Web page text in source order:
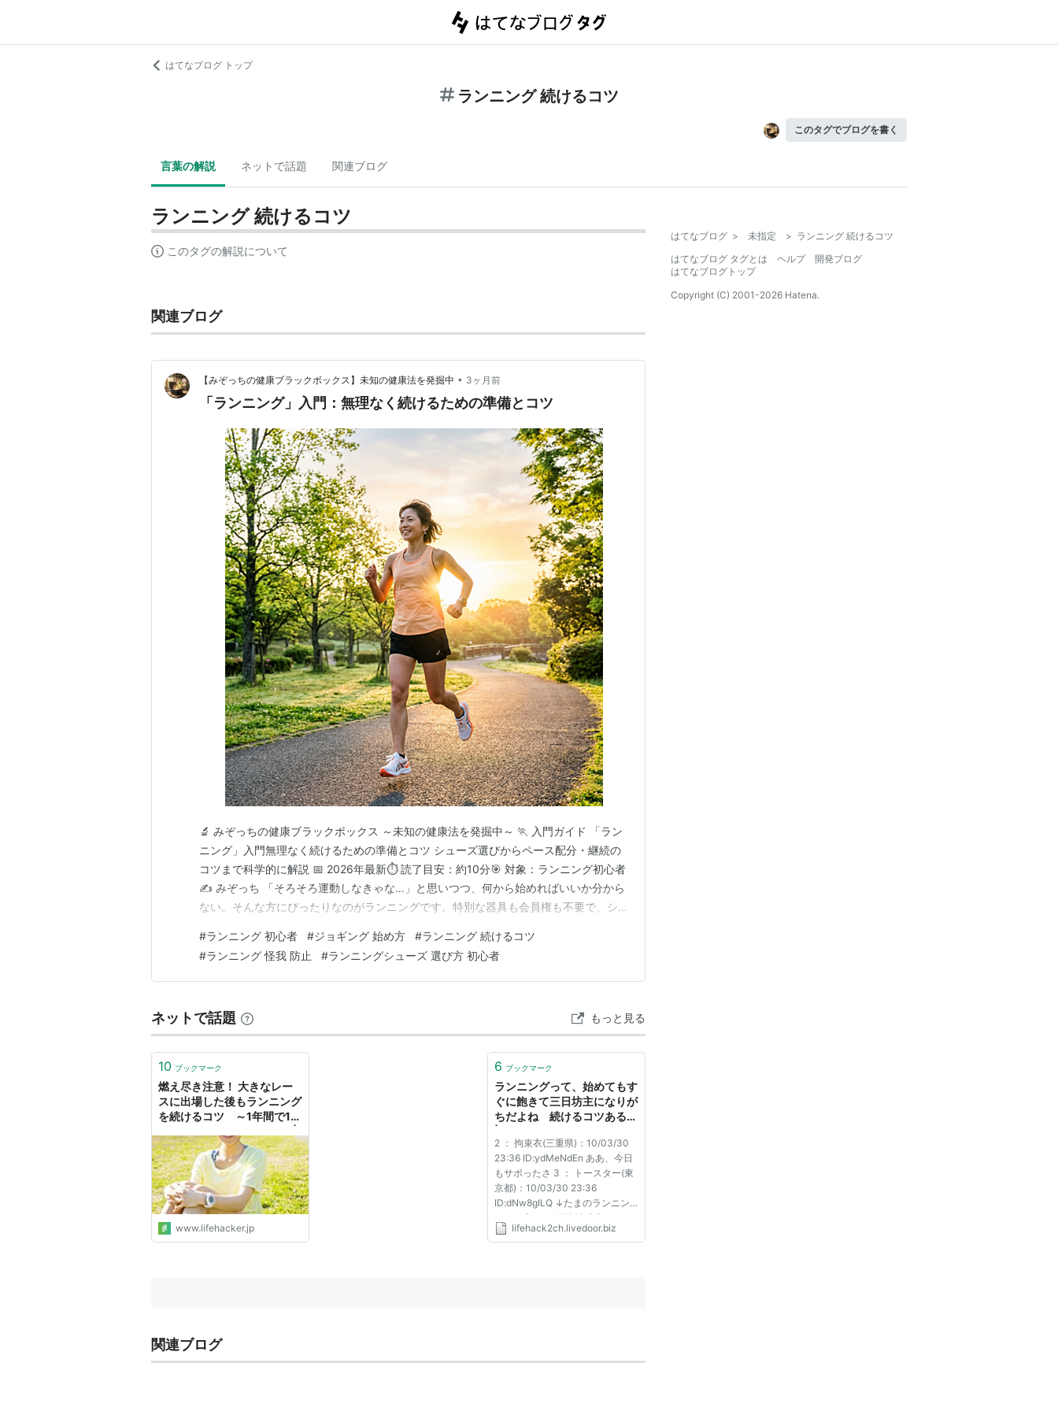
はてなブログ トップ
ランニング 続けるコツ
このタグでブログを書く
言葉の解説 ネットで話題 関連ブログ
ランニング 続けるコツ
このタグの解説について
関連ブログ
【みぞっちの健康ブラックボックス】未知の健康法を発掘中 • 3ヶ月前
「ランニング」入門：無理なく続けるための準備とコツ
🔬 みぞっちの健康ブラックボックス ～未知の健康法を発掘中～ 🏃 入門ガイド 「ラン
ニング」入門無理なく続けるための準備とコツ シューズ選びからペース配分・継続の
コツまで科学的に解説 📅 2026年最新⏱ 読了目安：約10分🎯 対象：ランニング初心者
✍ みぞっち 「そろそろ運動しなきゃな…」と思いつつ、何から始めればいいか分から
ない。そんな方にぴったりなのがランニングです。特別な器具も会員権も不要で、シュ
が痛くなった」「3日で挫折した」という経験をお持ちの方も多いのではないでしょう
か。じつは正しい準備とコツを知って…
#ランニング 初心者 #ジョギング 始め方 #ランニング 続けるコツ
#ランニング 怪我 防止 #ランニングシューズ 選び方 初心者
ネットで話題 もっと見る
10 ブックマーク
燃え尽き注意！ 大きなレー
スに出場した後もランニング
を続けるコツ ～1年間で1分
ライフハッカー・ジャパン
www.lifehacker.jp
6 ブックマーク
ランニングって、始めてもす
ぐに飽きて三日坊主になりが
ちだよね 続けるコツある？
式
2 ： 拘束衣(三重県)：10/03/30
23:36 ID:ydMeNdEn ああ、今日
もサボったさ 3 ： トースター(東
京都)：10/03/30 23:36
ID:dNw8gILQ ↓たまのランニン
グが一言 4 ： 付箋(東京都)：
10/03/30 23:36 ID:c+xGktvW 息
lifehack2ch.livedoor.biz
関連ブログ
はてなブログ > 未指定 > ランニング 続けるコツ
はてなブログ タグとは
ヘルプ
開発ブログ
はてなブログトップ
Copyright (C) 2001-2026 Hatena.